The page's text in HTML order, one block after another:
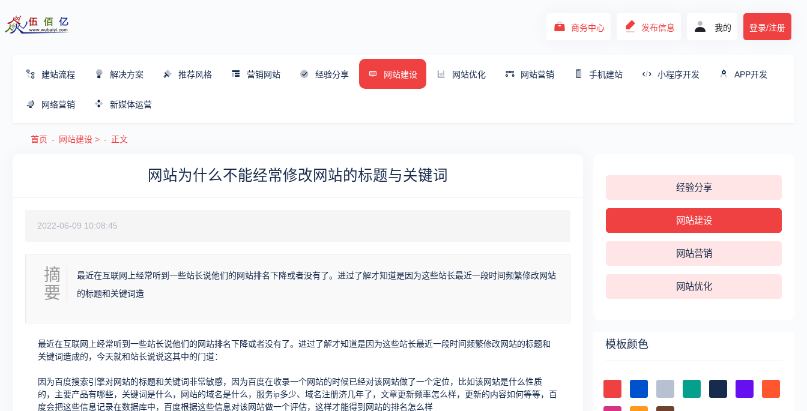
商务中心 发布信息 我的 登录/注册
建站流程 解决方案 推荐风格 营销网站 经验分享 网站建设 网站优化 网站营销 手机建站 小程序开发 APP开发
网络营销 新媒体运营
首页 网站建设 > 正文
经验分享
网站建设
网站营销
网站优化
模板颜色
网站为什么不能经常修改网站的标题与关键词
2022-06-09 10:08:45
摘
要
最近在互联网上经常听到一些站长说他们的网站排名下降或者没有了。进过了解才知道是因为这些站长最近一段时间频繁修改网站
的标题和关键词造
最近在互联网上经常听到一些站长说他们的网站排名下降或者没有了。进过了解才知道是因为这些站长最近一段时间频繁修改网站的标题和
关键词造成的，今天就和站长说说这其中的门道：
因为百度搜索引擎对网站的标题和关键词非常敏感，因为百度在收录一个网站的时候已经对该网站做了一个定位，比如该网站是什么性质
的，主要产品有哪些，关键词是什么，网站的域名是什么，服务ip多少、域名注册济几年了，文章更新频率怎么样，更新的内容如何等等，百
度会把这些信息记录在数据库中，百度根据这些信息对该网站做一个评估，这样才能得到网站的排名怎么样